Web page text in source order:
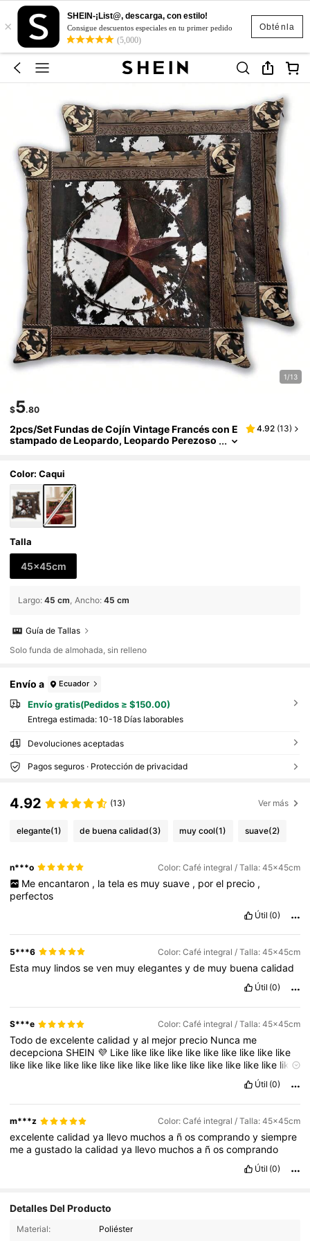
Obténla
×
SHEIN-¡List@, descarga, con estilo!
Consigue descuentos especiales en tu primer pedido
(5,000)
1/13
$5.80
2pcs/Set Fundas de Cojín Vintage Francés con E
stampado de Leopardo, Leopardo Perezoso
e Estar, Amigable con la Piel, Duradero, Lavable
a Máquina, Rellenos de Cojín No Incluidos
4.92 (13)
Color: Caqui
Talla
45x45cm
Largo: 45 cm Ancho: 45 cm
Guía de Tallas
Solo funda de almohada, sin relleno
Envío a Ecuador
Envío gratis(Pedidos ≥ $150.00)
Entrega estimada: 10-18 Días laborables
Devoluciones aceptadas
Pagos seguros · Protección de privacidad
4.92 (13) Ver más
elegante(1) de buena calidad(3) muy cool(1) suave(2)
n***o Color: Café integral / Talla: 45x45cm
Me encantaron , la tela es muy suave , por el precio ,
perfectos
Útil (0)
5***6 Color: Café integral / Talla: 45x45cm
Esta muy lindosseven muyelegantesyde muy buenacalidad
Útil (0)
S***e Color: Café integral / Talla: 45x45cm
Tododeexcelentecalidadyal mejor precio Nunca me
decepciona SHEIN 💜 Like like like like like like like like like like
like like like like like like like like like like like like like like like like
like
Útil (0)
m***z Color: Café integral / Talla: 45x45cm
excelentecalidadya llevo muchosa ñoscomprandoysiempre
meagustado lacalidadya llevo muchosa ñoscomprando
Útil (0)
Detalles Del Producto
Material:
Poliéster